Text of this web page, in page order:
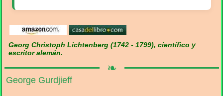
Georg Christoph Lichtenberg (1742 - 1799), científico y
escritor alemán.
❧
George Gurdjieff